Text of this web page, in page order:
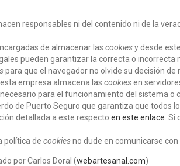
responsables ni del contenido ni de la
de almacenar las cookiesy desde
pueden garantizar la correcta o incorrecta
para que el navegador no olvide su decisión de
empresa almacena las cookiesen
para el funcionamiento del sistema o
de Puerto Seguro que garantiza que
detallada a este respecto en este enlace .
política de cookiesno dude en comunicarse
por Carlos Doral (webartesanal.com)